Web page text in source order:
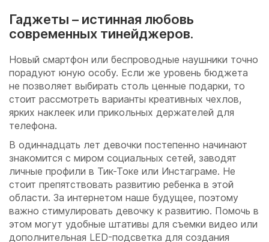
Гаджеты – истинная любовь
современных тинейджеров.
Новый смартфон или беспроводные наушники точно
порадуют юную особу. Если же уровень бюджета
не позволяет выбирать столь ценные подарки, то
стоит рассмотреть варианты креативных чехлов,
ярких наклеек или прикольных держателей для
телефона.
В одиннадцать лет девочки постепенно начинают
знакомится с миром социальных сетей, заводят
личные профили в Тик-Токе или Инстаграме. Не
стоит препятствовать развитию ребенка в этой
области. За интернетом наше будущее, поэтому
важно стимулировать девочку к развитию. Помочь в
этом могут удобные штативы для съемки видео или
дополнительная LED-подсветка для создания